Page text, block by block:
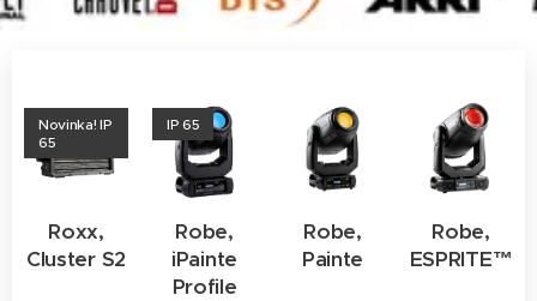
Roxx,
Cluster S2
Novinka! IP
65
Robe,
iPainte
Profile
IP 65
Robe,
Painte
Robe,
ESPRITE™